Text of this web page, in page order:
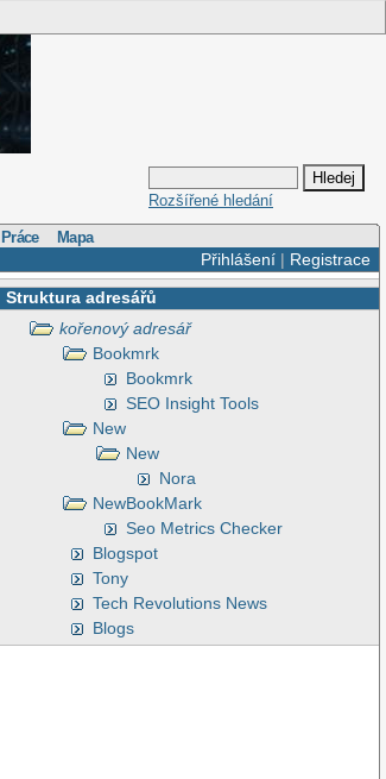
Rozšířené hledání
Práce Mapa
Přihlášení| Registrace
Struktura adresářů
kořenový adresář
Bookmrk
Bookmrk
SEO Insight Tools
New
New
Nora
NewBookMark
Seo Metrics Checker
Blogspot
Tony
Tech Revolutions News
Blogs